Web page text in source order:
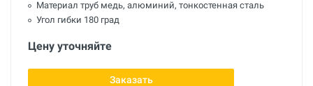
Материал труб медь, алюминий, тонкостенная сталь
Угол гибки 180 град
Цену уточняйте
Заказать